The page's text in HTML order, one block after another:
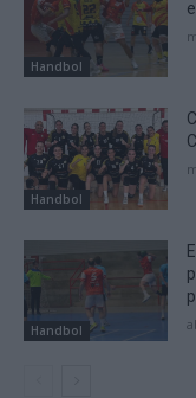
Handbol
Handbol
Handbol